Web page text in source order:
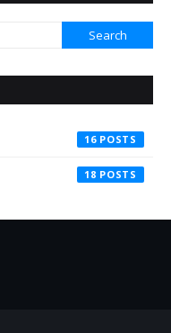
16
18